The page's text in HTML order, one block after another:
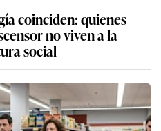
coinciden: quienes
no viven a la
social